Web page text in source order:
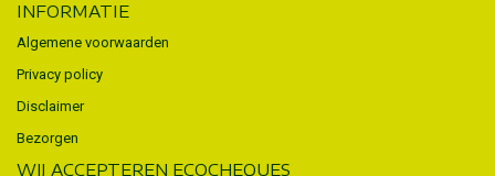
INFORMATIE
Algemene voorwaarden
Privacy policy
Disclaimer
Bezorgen
WIJ ACCEPTEREN ECOCHEQUES